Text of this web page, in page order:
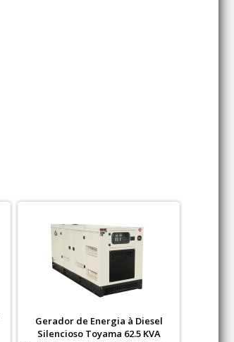
Gerador de Energia à Diesel
Silencioso Toyama 62.5 KVA